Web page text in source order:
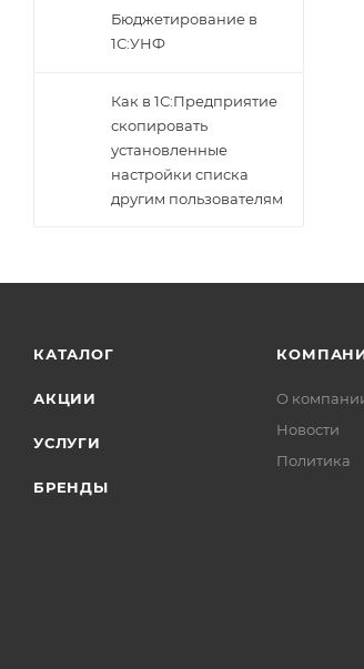
Бюджетирование в
1С:УНФ
Как в 1С:Предприятие
скопировать
установленные
настройки списка
другим пользователям
КАТАЛОГ
АКЦИИ
УСЛУГИ
БРЕНДЫ
О
Новости
Политика